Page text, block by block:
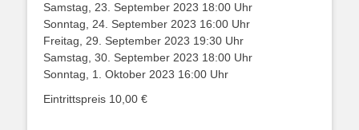
Samstag, 23. September 2023 18:00 Uhr
Sonntag, 24. September 2023 16:00 Uhr
Freitag, 29. September 2023 19:30 Uhr
Samstag, 30. September 2023 18:00 Uhr
Sonntag, 1. Oktober 2023 16:00 Uhr
Eintrittspreis 10,00 €